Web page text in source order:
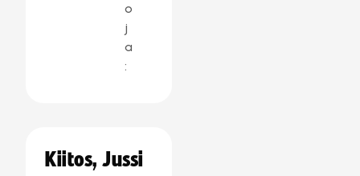
o
j
a
:
Kiitos, Jussi